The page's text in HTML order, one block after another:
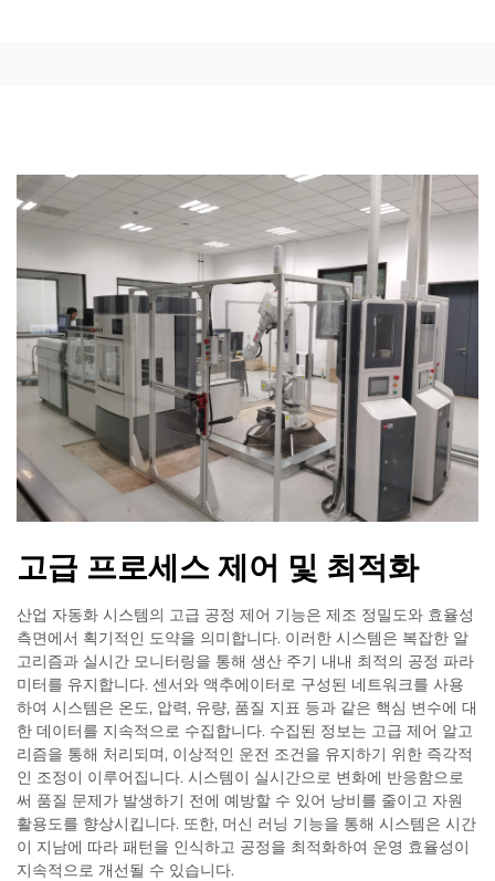
고급 프로세스 제어 및 최적화
산업 자동화 시스템의 고급 공정 제어 기능은 제조 정밀도와 효율성
측면에서 획기적인 도약을 의미합니다. 이러한 시스템은 복잡한 알
고리즘과 실시간 모니터링을 통해 생산 주기 내내 최적의 공정 파라
미터를 유지합니다. 센서와 액추에이터로 구성된 네트워크를 사용
하여 시스템은 온도, 압력, 유량, 품질 지표 등과 같은 핵심 변수에 대
한 데이터를 지속적으로 수집합니다. 수집된 정보는 고급 제어 알고
리즘을 통해 처리되며, 이상적인 운전 조건을 유지하기 위한 즉각적
인 조정이 이루어집니다. 시스템이 실시간으로 변화에 반응함으로
써 품질 문제가 발생하기 전에 예방할 수 있어 낭비를 줄이고 자원
활용도를 향상시킵니다. 또한, 머신 러닝 기능을 통해 시스템은 시간
이 지남에 따라 패턴을 인식하고 공정을 최적화하여 운영 효율성이
지속적으로 개선될 수 있습니다.